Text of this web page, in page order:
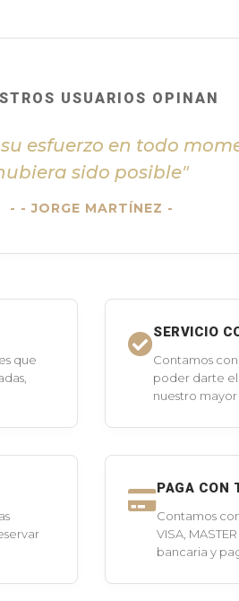
USUARIOS OPINAN
esfuerzo en todo
sido posible"
- JORGE MARTÍNEZ -
que
SERVICIO
Contamos
poder darte
nuestro
PAGA CON
Contamos
VISA,
bancaria y